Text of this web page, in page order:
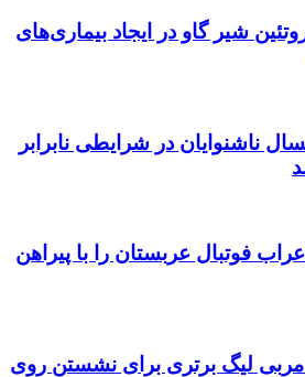
شیر گاو در ایجاد بیماری‌های
ناشنوایان در شرایطی نابرابر
فوتبال عربستان را با پیراهن
لیگ برتری برای نشستن روی